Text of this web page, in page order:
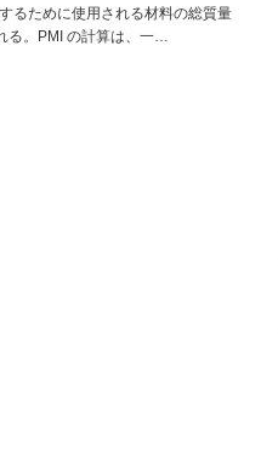
るために使用される材料の総質量
る。PMI の計算は、一…